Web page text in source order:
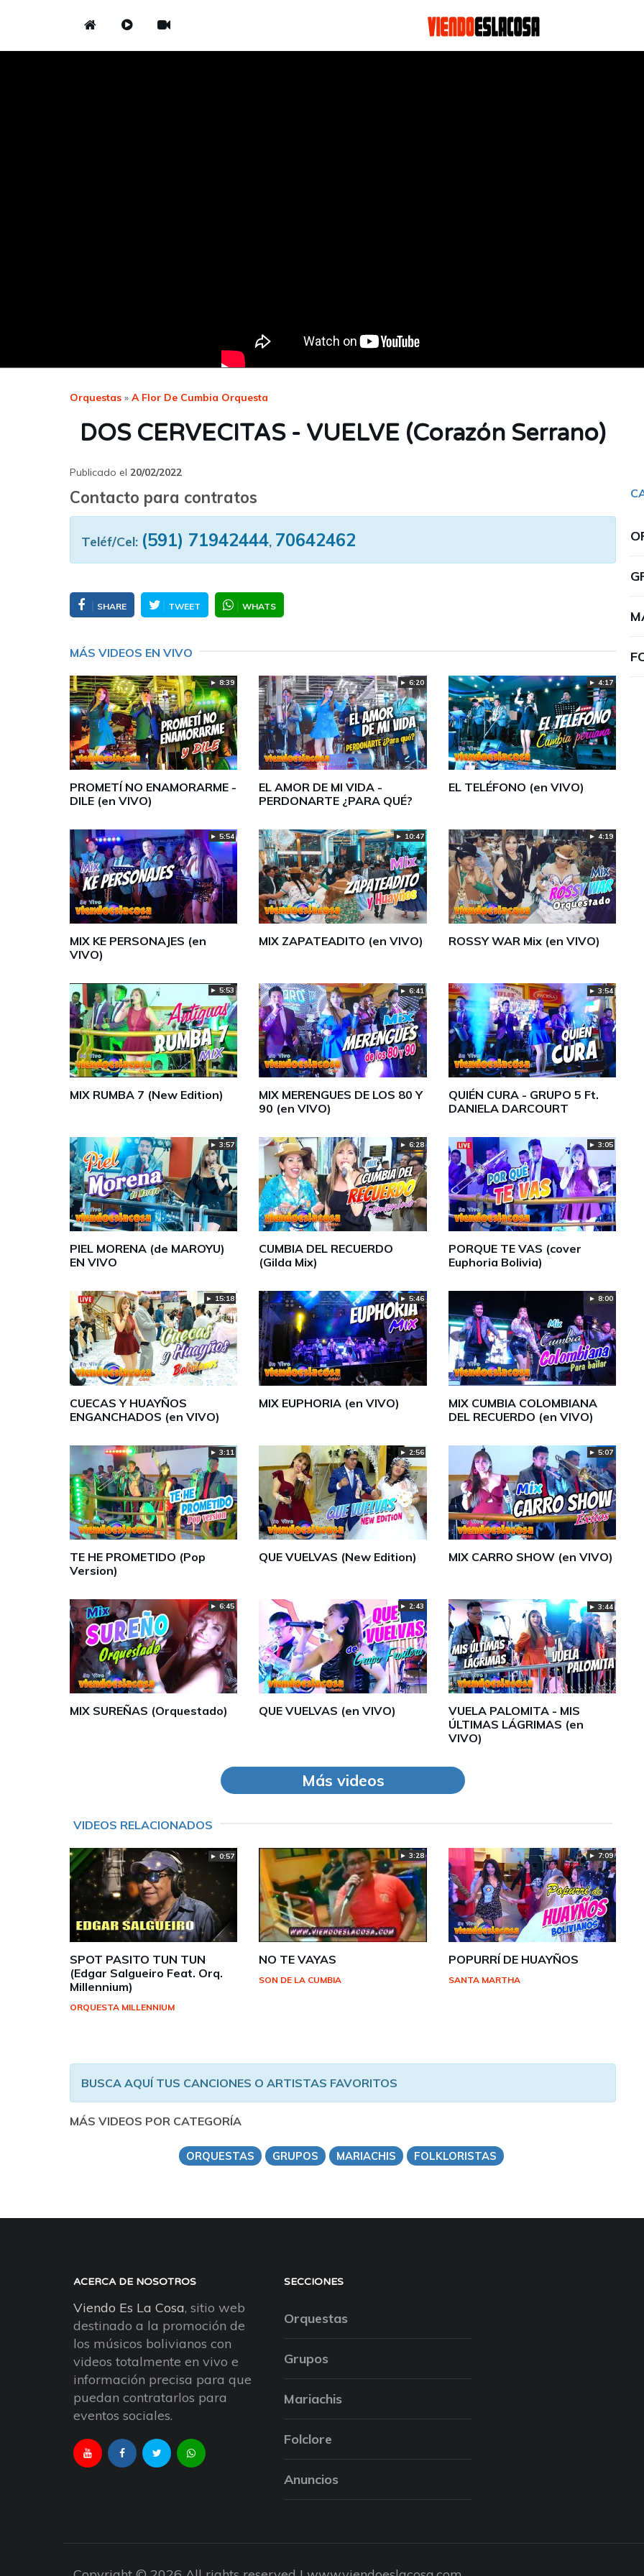
Orquestas » A Flor De Cumbia Orquesta
DOS CERVECITAS - VUELVE (Corazón Serrano)
Publicado el 20/02/2022
Contacto para contratos
Teléf/Cel: (591) 71942444, 70642462
SHARE TWEET WHATS
MÁS VIDEOS EN VIVO
► 8:39
PROMETÍ NO ENAMORARME -
DILE (en VIVO)
► 6:20
EL AMOR DE MI VIDA -
PERDONARTE ¿PARA QUÉ?
► 4:17
EL TELÉFONO (en VIVO)
► 5:54
MIX KE PERSONAJES (en
VIVO)
► 10:47
MIX ZAPATEADITO (en VIVO)
► 4:19
ROSSY WAR Mix (en VIVO)
► 5:53
MIX RUMBA 7 (New Edition)
► 6:41
MIX MERENGUES DE LOS 80 Y
90 (en VIVO)
► 3:54
QUIÉN CURA - GRUPO 5 Ft.
DANIELA DARCOURT
► 3:57
PIEL MORENA (de MAROYU)
EN VIVO
► 6:28
CUMBIA DEL RECUERDO
(Gilda Mix)
► 3:05
PORQUE TE VAS (cover
Euphoria Bolivia)
► 15:18
CUECAS Y HUAYÑOS
ENGANCHADOS (en VIVO)
► 5:46
MIX EUPHORIA (en VIVO)
► 8:00
MIX CUMBIA COLOMBIANA
DEL RECUERDO (en VIVO)
► 3:11
TE HE PROMETIDO (Pop
Version)
► 2:56
QUE VUELVAS (New Edition)
► 5:07
MIX CARRO SHOW (en VIVO)
► 6:45
MIX SUREÑAS (Orquestado)
► 2:43
QUE VUELVAS (en VIVO)
► 3:44
VUELA PALOMITA - MIS
ÚLTIMAS LÁGRIMAS (en
VIVO)
Más videos
VIDEOS RELACIONADOS
► 0:57
SPOT PASITO TUN TUN
(Edgar Salgueiro Feat. Orq.
Millennium)
ORQUESTA MILLENNIUM
► 3:28
NO TE VAYAS
SON DE LA CUMBIA
► 7:09
POPURRÍ DE HUAYÑOS
SANTA MARTHA
BUSCA AQUÍ TUS CANCIONES O ARTISTAS FAVORITOS
MÁS VIDEOS POR CATEGORÍA
ORQUESTAS GRUPOS MARIACHIS FOLKLORISTAS
ACERCA DE NOSOTROS
Viendo Es La Cosa, sitio web
destinado a la promoción de
los músicos bolivianos con
videos totalmente en vivo e
información precisa para que
puedan contratarlos para
eventos sociales.
SECCIONES
Orquestas
Grupos
Mariachis
Folclore
Anuncios